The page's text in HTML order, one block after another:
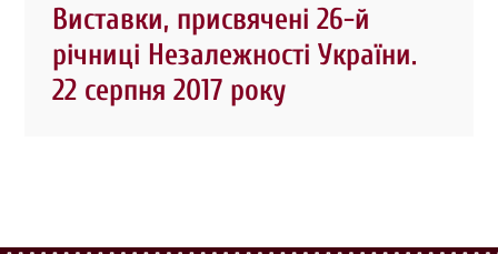
Виставки, присвячені 26-й
річниці Незалежності України.
22 серпня 2017 року